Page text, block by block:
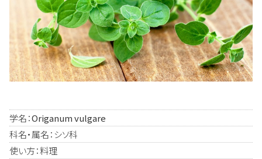
学名：Origanum vulgare
科名・属名：シソ科
使い方：料理